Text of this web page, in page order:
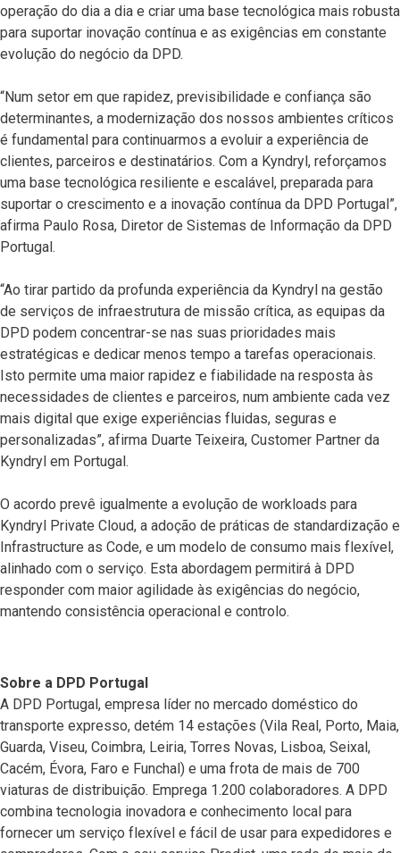
operação do dia a dia e criar uma base tecnológica mais robusta
para suportar inovação contínua e as exigências em constante
evolução do negócio da DPD.
“Num setor em que rapidez, previsibilidade e confiança são
determinantes, a modernização dos nossos ambientes críticos
é fundamental para continuarmos a evoluir a experiência de
clientes, parceiros e destinatários. Com a Kyndryl, reforçamos
uma base tecnológica resiliente e escalável, preparada para
suportar o crescimento e a inovação contínua da DPD Portugal”,
afirma Paulo Rosa, Diretor de Sistemas de Informação da DPD
Portugal.
“Ao tirar partido da profunda experiência da Kyndryl na gestão
de serviços de infraestrutura de missão crítica, as equipas da
DPD podem concentrar-se nas suas prioridades mais
estratégicas e dedicar menos tempo a tarefas operacionais.
Isto permite uma maior rapidez e fiabilidade na resposta às
necessidades de clientes e parceiros, num ambiente cada vez
mais digital que exige experiências fluidas, seguras e
personalizadas”, afirma Duarte Teixeira, Customer Partner da
Kyndryl em Portugal.
O acordo prevê igualmente a evolução de workloads para
Kyndryl Private Cloud, a adoção de práticas de standardização e
Infrastructure as Code, e um modelo de consumo mais flexível,
alinhado com o serviço. Esta abordagem permitirá à DPD
responder com maior agilidade às exigências do negócio,
mantendo consistência operacional e controlo.
Sobre a DPD Portugal
A DPD Portugal, empresa líder no mercado doméstico do
transporte expresso, detém 14 estações (Vila Real, Porto, Maia,
Guarda, Viseu, Coimbra, Leiria, Torres Novas, Lisboa, Seixal,
Cacém, Évora, Faro e Funchal) e uma frota de mais de 700
viaturas de distribuição. Emprega 1.200 colaboradores. A DPD
combina tecnologia inovadora e conhecimento local para
fornecer um serviço flexível e fácil de usar para expedidores e